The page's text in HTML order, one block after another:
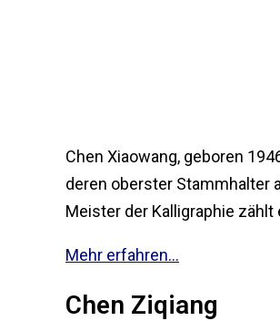
Chen Xiaowang, geboren
deren oberster Stammhalter
Meister der Kalligraphie
Mehr erfahren...
Chen Ziqiang